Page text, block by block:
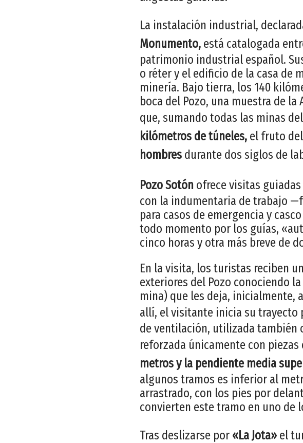
La instalación industrial,
Monumento, está catalogada
patrimonio industrial español.
o réter y el edificio de la casa de
minería. Bajo tierra, los 140
boca del Pozo, una muestra de
que, sumando todas las minas
kilómetros de túneles, el fruto
hombres durante dos siglos de
Pozo Sotón ofrece visitas
con la indumentaria de trabajo
para casos de emergencia y
todo momento por los guías,
cinco horas y otra más breve de
En la visita, los turistas reciben
exteriores del Pozo conociendo
mina) que les deja, inicialmente,
allí, el visitante inicia su
de ventilación, utilizada también
reforzada únicamente con piezas
metros y la pendiente media
algunos tramos es inferior al
arrastrado, con los pies por
convierten este tramo en uno de
Tras deslizarse por «La Jota» el